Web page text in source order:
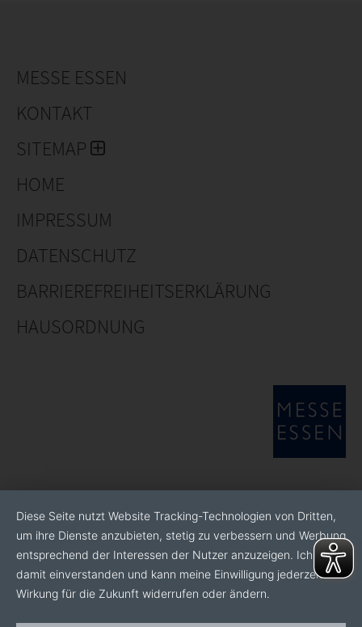
MESSE ESSEN
KONTAKT
SITEMAP
HOME
IMPRESSUM
DATENSCHUTZ
BARRIEREFREIHEITSERKLÄRUNG
HAUSORDNUNG
Diese Seite nutzt Website Tracking-Technologien von Dritten,
um ihre Dienste anzubieten, stetig zu verbessern und Werbung
entsprechend der Interessen der Nutzer anzuzeigen. Ich bin
damit einverstanden und kann meine Einwilligung jederzeit mit
Wirkung für die Zukunft widerrufen oder ändern.